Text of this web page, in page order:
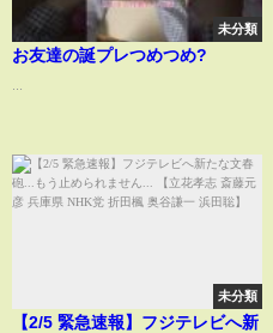
未分類
お友達の誕プレつめつめ?
未分類
【2/5 緊急速報】フジテレビへ新